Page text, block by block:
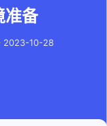
准备
2023-10-28